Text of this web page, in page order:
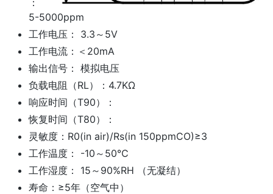
5-5000ppm
工作电压： 3.3～5V
工作电流：＜20mA
输出信号： 模拟电压
负载电阻（RL）：4.7KΩ
响应时间（T90）：
恢复时间（T80）：
灵敏度：R0(in air)/Rs(in 150ppmCO)≥3
工作温度： -10～50℃
工作湿度： 15～90%RH （无凝结）
寿命：≥5年（空气中）